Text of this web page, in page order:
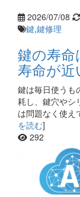
2026/07/08
鍵,鍵修理
鍵の寿命
寿命が
鍵は毎日使うも
耗し、鍵穴やシ
は問題なく使
を読む]
292